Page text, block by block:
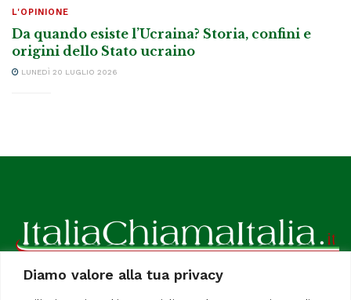
Diamo valore alla tua privacy
L'OPINIONE
Da quando esiste l’Ucraina? Storia, confini e
origini dello Stato ucraino
LUNEDÌ 20 LUGLIO 2026